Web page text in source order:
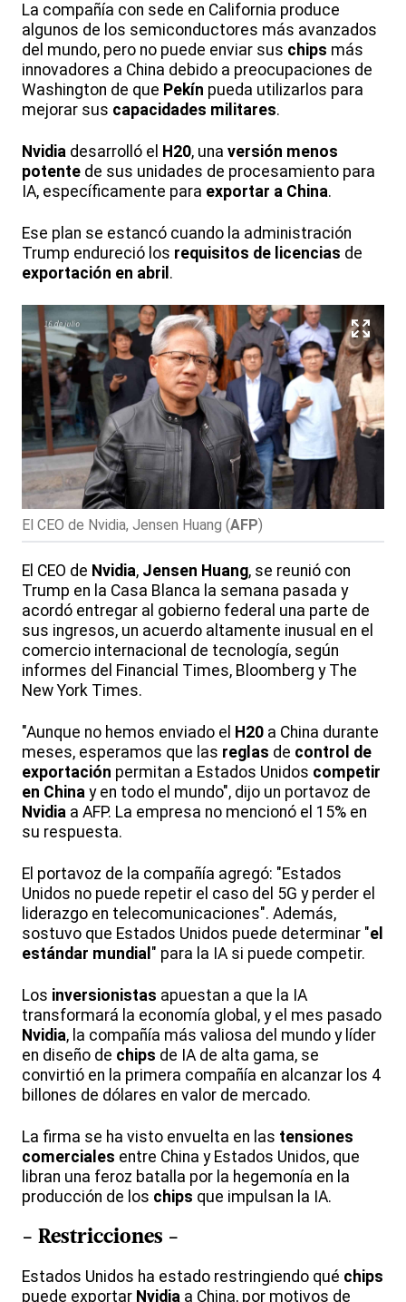
La compañía con sede en California produce
algunos de los semiconductores más avanzados
del mundo, pero no puede enviar sus chips más
innovadores a China debido a preocupaciones de
Washington de que Pekín pueda utilizarlos para
mejorar sus capacidades militares.
Nvidia desarrolló el H20, una versión menos
potente de sus unidades de procesamiento para
IA, específicamente para exportar a China.
Ese plan se estancó cuando la administración
Trump endureció los requisitos de licencias de
exportación en abril .
El CEO de Nvidia, Jensen Huang (AFP)
El CEO de Nvidia, Jensen Huang, se reunió con
Trump en la Casa Blanca la semana pasada y
acordó entregar al gobierno federal una parte de
sus ingresos, un acuerdo altamente inusual en el
comercio internacional de tecnología, según
informes del Financial Times, Bloomberg y The
New York Times.
"Aunque no hemos enviado el H20 a China durante
meses, esperamos que las reglas de control de
exportación permitan a Estados Unidos competir
en China y en todo el mundo", dijo un portavoz de
Nvidia a AFP. La empresa no mencionó el 15% en
su respuesta.
El portavoz de la compañía agregó: "Estados
Unidos no puede repetir el caso del 5G y perder el
liderazgo en telecomunicaciones". Además,
sostuvo que Estados Unidos puede determinar "el
estándar mundial " para la IA si puede competir.
Los inversionistas apuestan a que la IA
transformará la economía global, y el mes pasado
Nvidia, la compañía más valiosa del mundo y líder
en diseño de chips de IA de alta gama, se
convirtió en la primera compañía en alcanzar los 4
billones de dólares en valor de mercado.
La firma se ha visto envuelta en las tensiones
comerciales entre China y Estados Unidos, que
libran una feroz batalla por la hegemonía en la
producción de los chips que impulsan la IA.
- Restricciones -
Estados Unidos ha estado restringiendo qué chips
puede exportar Nvidia a China, por motivos de